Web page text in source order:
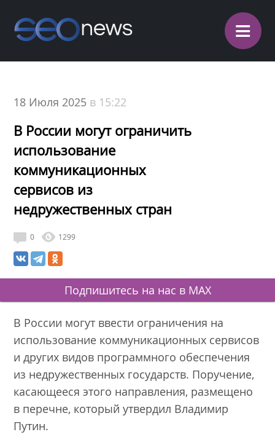
≡
18 Июля 2025 в 15:22
В России могут ограничить
использование
коммуникационных
сервисов из
недружественных стран
0 1299
Подпишитесь на нас в MAX
В России могут ввести ограничения на
использование коммуникационных сервисов
и других видов программного обеспечения
из недружественных государств. Поручение,
касающееся этого направления, размещено
в перечне, который утвердил Владимир
Путин.